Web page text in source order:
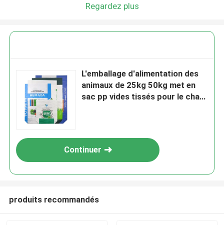
Regardez plus
L'emballage d'alimentation des
animaux de 25kg 50kg met en
sac pp vides tissés pour le chat
Continuer
produits recommandés